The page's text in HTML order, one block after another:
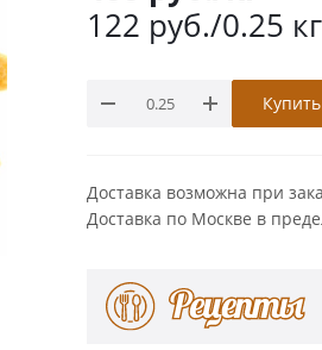
122 руб./0.25 кг
Купить
Доставка возможна при
Доставка по Москве в